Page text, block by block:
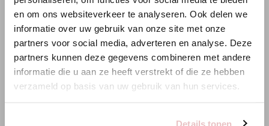
en om ons websiteverkeer te analyseren. Ook delen we
informatie over uw gebruik van onze site met onze
partners voor social media, adverteren en analyse. Deze
partners kunnen deze gegevens combineren met andere
informatie die u aan ze heeft verstrekt of die ze hebben
verzameld op basis van uw gebruik van hun services.
Details tonen
HINZUFÜGEN
PASSENDE PRODUKTE
Es scheint, dass du uns von einem anderen Land aus
Bist du am richtigen Ort?
Zur niederländischen Seite wechseln